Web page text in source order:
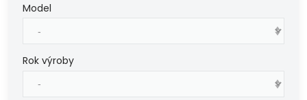
Model
Rok výroby